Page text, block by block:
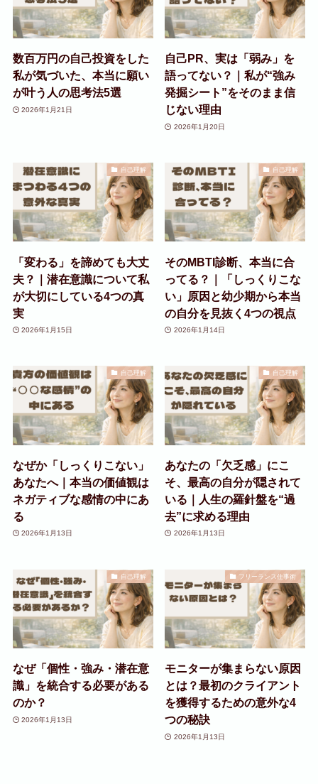
数百万円の自己投資をした
私が気づいた、本当に願い
が叶う人の思考法5選
2026年1月21日
自己PR、実は「弱み」を
語ってない？｜私が“強み
発掘シート”をそのまま信
じない理由
2026年1月20日
自己理解
「変わる」を諦めても大丈
夫？｜潜在意識について私
が大切にしている4つの真
実
2026年1月15日
自己理解
そのMBTI診断、本当に合
ってる？｜「しっくりこな
い」原因と幼少期から本当
の自分を見抜く4つの視点
2026年1月14日
自己理解
なぜか「しっくりこない」
あなたへ｜本当の価値観は
ネガティブな感情の中にあ
る
2026年1月13日
自己理解
あなたの「欠乏感」にこ
そ、最高の自分が隠されて
いる｜人生の羅針盤を“過
去”に求める理由
2026年1月13日
自己理解
なぜ「個性・強み・潜在意
識」を統合する必要がある
のか？
2026年1月13日
フリーランス仕事術
モニターが集まらない原因
とは？最初のクライアント
を獲得するための意外な4
つの秘訣
2026年1月13日